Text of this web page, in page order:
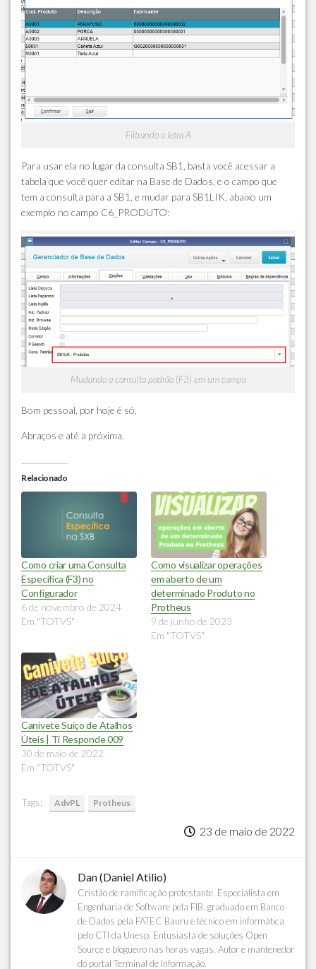
Filtrando a letra A
Para usar ela no lugar da consulta SB1, basta você acessar a
tabela que você quer editar na Base de Dados, e o campo que
tem a consulta para a SB1, e mudar para SB1LIK, abaixo um
exemplo no campo C6_PRODUTO:
Mudando a consulta padrão (F3) em um campo
Bom pessoal, por hoje é só.
Abraços e até a próxima.
Relacionado
Como criar uma Consulta
Específica (F3) no
Configurador
6 de novembro de 2024
Em "TOTVS"
Como visualizar operações
em aberto de um
determinado Produto no
Protheus
9 de junho de 2023
Em "TOTVS"
Canivete Suíço de Atalhos
Úteis | Ti Responde 009
30 de maio de 2022
Em "TOTVS"
Tags: AdvPL Protheus
23 de maio de 2022
Dan (Daniel Atilio)
Cristão de ramificação protestante. Especialista em
Engenharia de Software pela FIB, graduado em Banco
de Dados pela FATEC Bauru e técnico em informática
pelo CTI da Unesp. Entusiasta de soluções Open
Source e blogueiro nas horas vagas. Autor e mantenedor
do portal Terminal de Informação.